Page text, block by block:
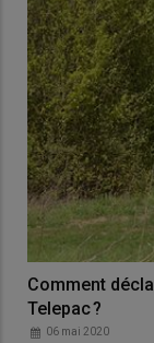
Comment
Telepac ?
06 mai 2020